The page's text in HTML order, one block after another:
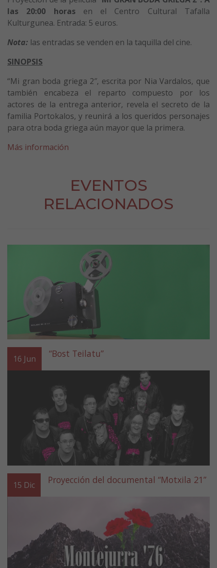
las 20:00 horas en el Centro Cultural Tafalla
Kulturgunea. Entrada: 5 euros.
Nota: las entradas se venden en la taquilla del cine.
SINOPSIS
“Mi gran boda griega 2″, escrita por Nia Vardalos, que
también encabeza el reparto compuesto por los
actores de la entrega anterior, revela el secreto de la
familia Portokalos, y reunirá a los queridos personajes
para otra boda griega aún mayor que la primera.
Más información
EVENTOS
RELACIONADOS
16 Jun “Bost Teilatu”
15 Dic Proyección del documental “Motxila 21”